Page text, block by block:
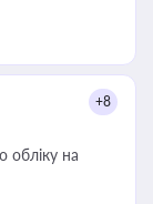
+8
обліку на